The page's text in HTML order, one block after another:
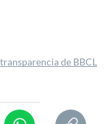
de BBCL